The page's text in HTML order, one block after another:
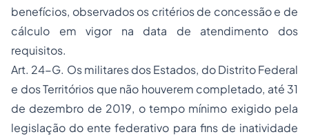
benefícios, observados os critérios de concessão e de
cálculo em vigor na data de atendimento dos
requisitos.
Art. 24-G. Os militares dos Estados, do Distrito Federal
e dos Territórios que não houverem completado, até 31
de dezembro de 2019, o tempo mínimo exigido pela
legislação do ente federativo para fins de inatividade